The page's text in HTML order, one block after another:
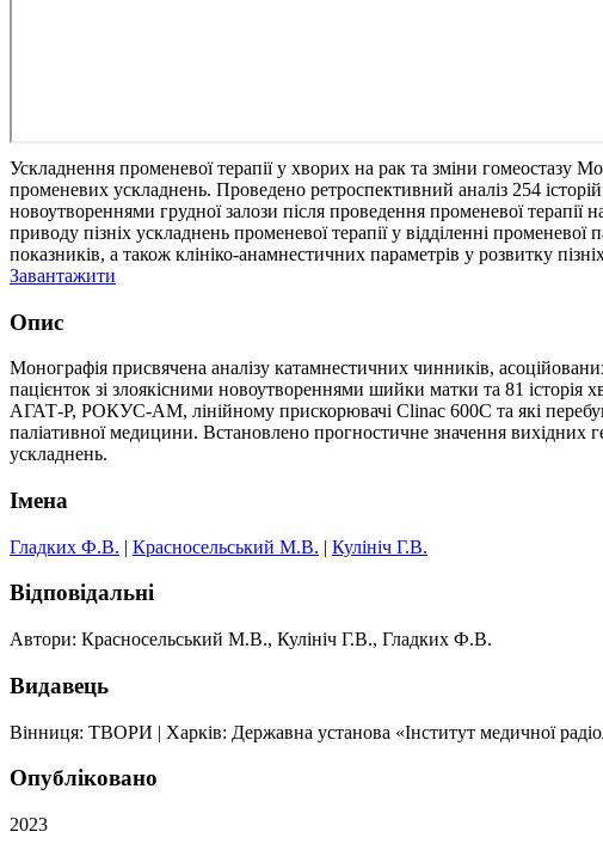
Ускладнення променевої терапії у хворих на рак та зміни гомеостазу
променевих ускладнень. Проведено ретроспективний аналіз 254
новоутвореннями грудної залози після проведення променевої
приводу пізніх ускладнень променевої терапії у відділенні
показників, а також клініко-анамнестичних параметрів у розвитку
Завантажити
Опис
Монографія присвячена аналізу катамнестичних чинників,
пацієнток зі злоякісними новоутвореннями шийки матки та 81 історія
АГАТ-Р, РОКУС-АМ, лінійному прискорювачі Clinac 600C та які
паліативної медицини. Встановлено прогностичне значення вихідних
ускладнень.
Імена
Гладких Ф.В. | Красносельський М.В. | Кулініч Г.В.
Відповідальні
Автори: Красносельський М.В., Кулініч Г.В., Гладких Ф.В.
Видавець
Вінниця: ТВОРИ | Харків: Державна установа «Інститут медичної
Опубліковано
2023